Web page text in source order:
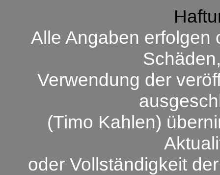
Alle Angaben erfolgen
Verwendung der
(Timo Kahlen)
oder Vollständigkeit